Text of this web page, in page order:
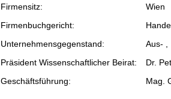
Firmensitz:
Wien
Firmenbuchgericht:
Unternehmensgegenstand:
Aus- ,
Präsident Wissenschaftlicher Beirat:
Dr.
Geschäftsführung:
Mag.